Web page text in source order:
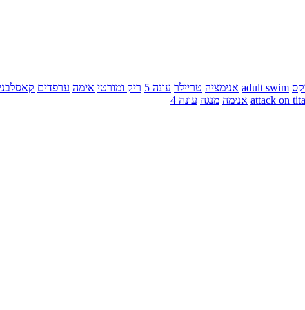
adult swim אנימציה טריילר עונה 5 ריק ומורטי אימה ערפדים
attack on אנימה מנגה עונה 4